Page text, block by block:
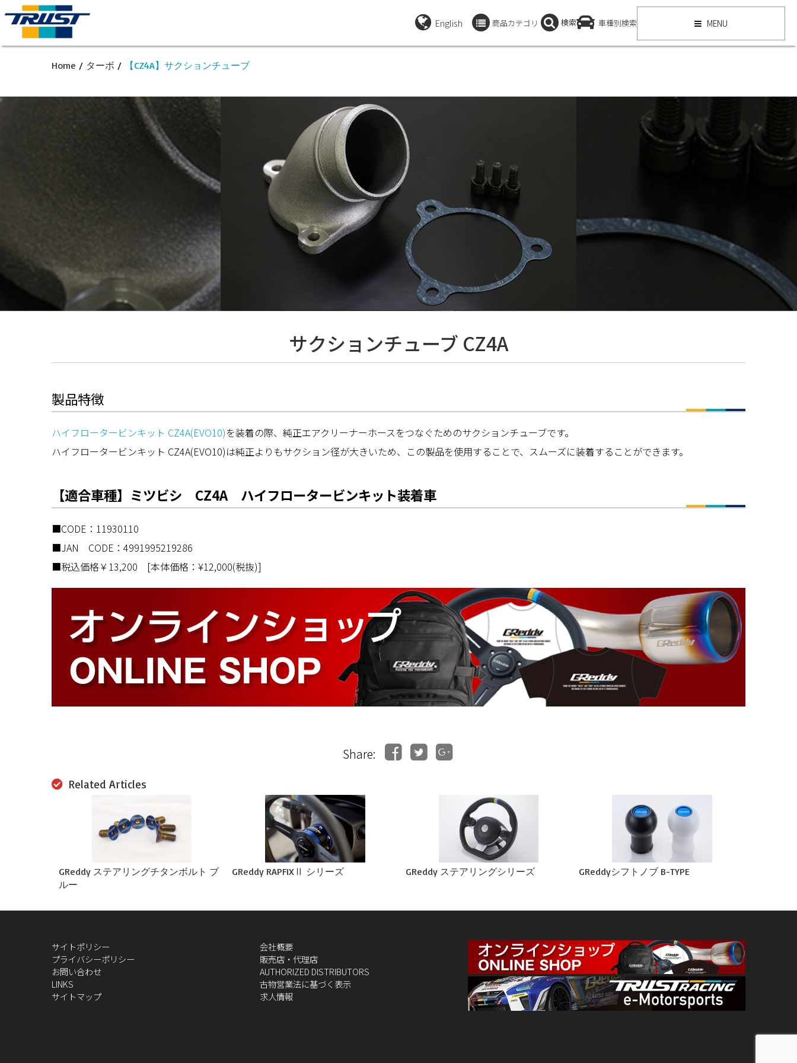
English 商品カテゴリ 検索 車種別検索 MENU
Home / ターボ / 【CZ4A】サクションチューブ
サクションチューブ CZ4A
製品特徴
ハイフロータービンキット CZ4A(EVO10)を装着の際、純正エアクリーナーホースをつなぐためのサクションチューブです。
ハイフロータービンキット CZ4A(EVO10)は純正よりもサクション径が大きいため、この製品を使用することで、スムーズに装着することができます。
【適合車種】ミツビシ CZ4A ハイフロータービンキット装着車
■CODE：11930110
■JAN CODE：4991995219286
■税込価格￥13,200 [本体価格：¥12,000(税抜)]
Share:
Related Articles
GReddy ステアリングチタンボルト ブ
ルー
GReddy RAPFIXⅡ シリーズ GReddy ステアリングシリーズ GReddyシフトノブ B-TYPE
会社概要
販売店・代理店
AUTHORIZED DISTRIBUTORS
古物営業法に基づく表示
求人情報
サイトポリシー
プライバシーポリシー
お問い合わせ
LINKS
サイトマップ